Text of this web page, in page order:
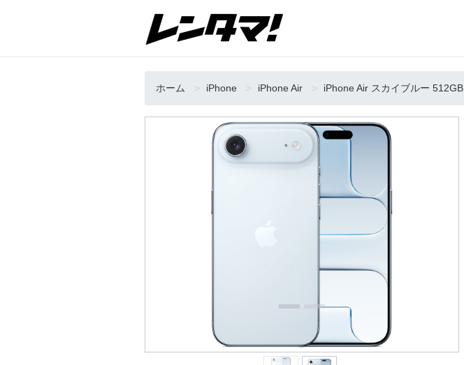
ホーム iPhone iPhone Air iPhone Air スカイブルー 512GB